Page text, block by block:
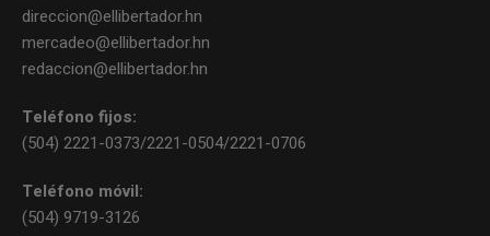
direccion@ellibertador.hn
mercadeo@ellibertador.hn
redaccion@ellibertador.hn
Teléfono fijos:
(504) 2221-0373/2221-0504/2221-0706
Teléfono móvil:
(504) 9719-3126